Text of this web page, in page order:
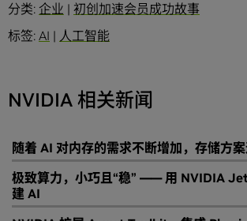
分类: 企业 | 初创加速会员成功故事
标签: AI | 人工智能
NVIDIA 相关新闻
随着 AI 对内存的需求不断增加，存储方
极致算力，小巧且“稳” —— 用 NVIDIA
建 AI